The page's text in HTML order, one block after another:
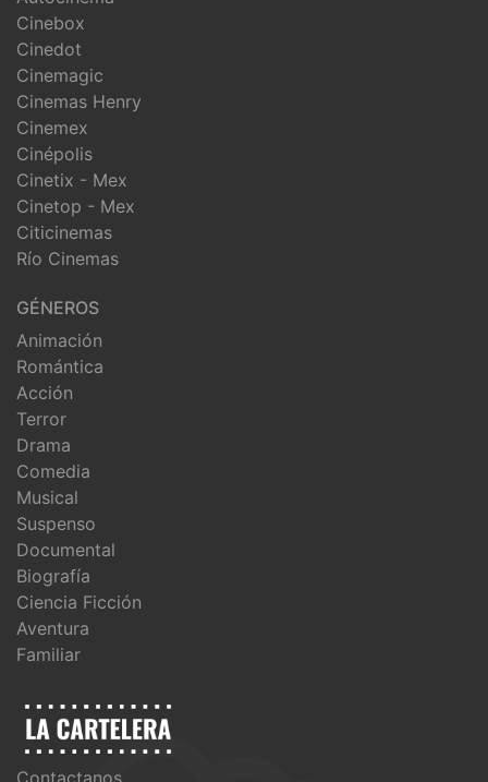
Cinebox
Cinedot
Cinemagic
Cinemas Henry
Cinemex
Cinépolis
Cinetix - Mex
Cinetop - Mex
Citicinemas
Río Cinemas
GÉNEROS
Animación
Romántica
Acción
Terror
Drama
Comedia
Musical
Suspenso
Documental
Biografía
Ciencia Ficción
Aventura
Familiar
Contactanos